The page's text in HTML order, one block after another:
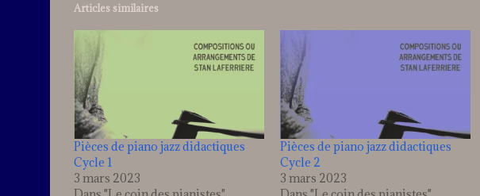
Articles similaires
Pièces de piano jazz didactiques
Cycle 1
3 mars 2023
Pièces de piano jazz didactiques
Cycle 2
3 mars 2023